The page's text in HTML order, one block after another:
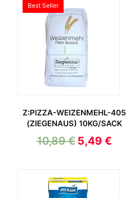
Best Seller
Z:PIZZA-WEIZENMEHL-405
(ZIEGENAUS) 10KG/SACK
10,89€ 5,49 €